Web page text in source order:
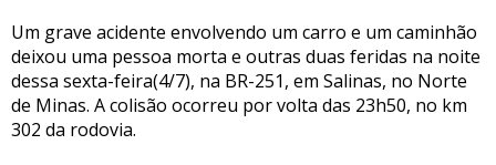
Um grave acidente envolvendo um carro e um caminhão
deixou uma pessoa morta e outras duas feridas na noite
dessa sexta-feira(4/7), na BR-251, em Salinas, no Norte
de Minas. A colisão ocorreu por volta das 23h50, no km
302 da rodovia.